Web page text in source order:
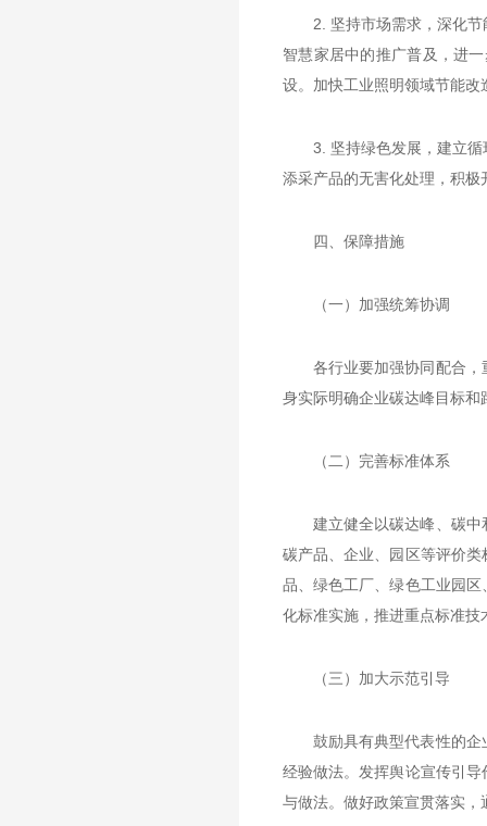
2. 坚持市场需求，深化
智慧家居中的推广普及，进
设。加快工业照明领域节能
3. 坚持绿色发展，建立
添采产品的无害化处理，积
四、保障措施
（一）加强统筹协调
各行业要加强协同配合
身实际明确企业碳达峰目标
（二）完善标准体系
建立健全以碳达峰、碳
碳产品、企业、园区等评价
品、绿色工厂、绿色工业园
化标准实施，推进重点标准
（三）加大示范引导
鼓励具有典型代表性的
经验做法。发挥舆论宣传引
与做法。做好政策宣贯落实